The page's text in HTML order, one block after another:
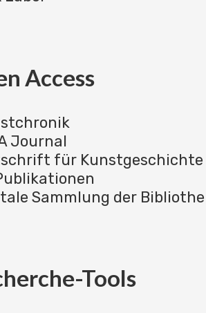
Access
Journal
für Kunstgeschichte
Sammlung der
Tools